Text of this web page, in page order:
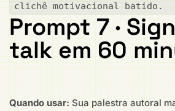
clichê motivacional batido.
Prompt 7 ·
talk em 60
Quando usar: Sua palestra autoral